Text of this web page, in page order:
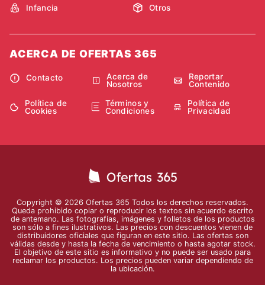
Infancia Otros
ACERCA DE OFERTAS 365
Contacto
Acerca de
Nosotros
Reportar
Contenido
Política de
Cookies
Términos y
Condiciones
Política de
Privacidad
Copyright © 2026 Ofertas 365 Todos los derechos reservados.
Queda prohibido copiar o reproducir los textos sin acuerdo escrito
de antemano. Las fotografías, imágenes y folletos de los productos
son sólo a fines ilustrativos. Las precios con descuentos vienen de
distribuidores oficiales que figuran en este sitio. Las ofertas son
válidas desde y hasta la fecha de vencimiento o hasta agotar stock.
El objetivo de este sitio es informativo y no puede ser usado para
reclamar los productos. Los precios pueden variar dependiendo de
la ubicación.